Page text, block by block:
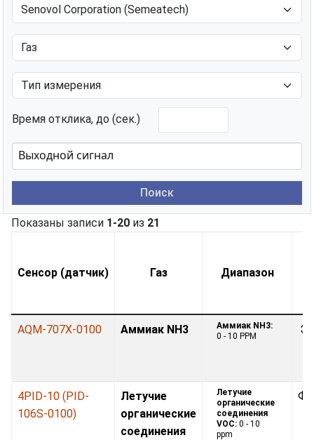
Время отклика, до (сек.)
Поиск
Показаны записи 1-20 из 21
Сенсор (датчик) Газ Диапазон
AQM-707X-0100 Аммиак NH3
Аммиак NH3:
0 - 10 PPM
4PID-10 (PID-
106S-0100)
Летучие
органические
соединения
Летучие
органические
соединения
VOC: 0 - 10
ppm